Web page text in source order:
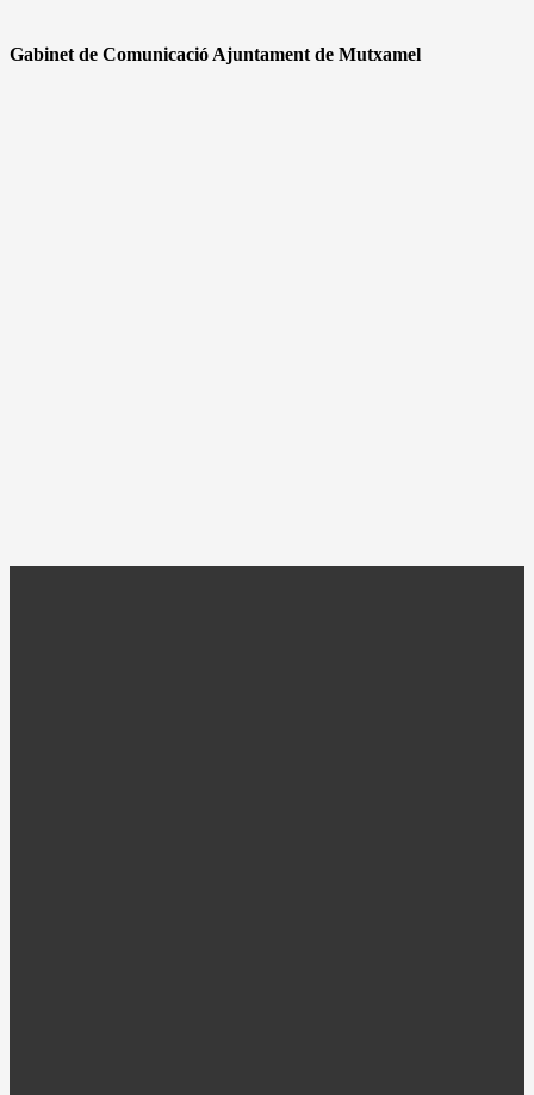
Gabinet de Comunicació Ajuntament de Mutxamel